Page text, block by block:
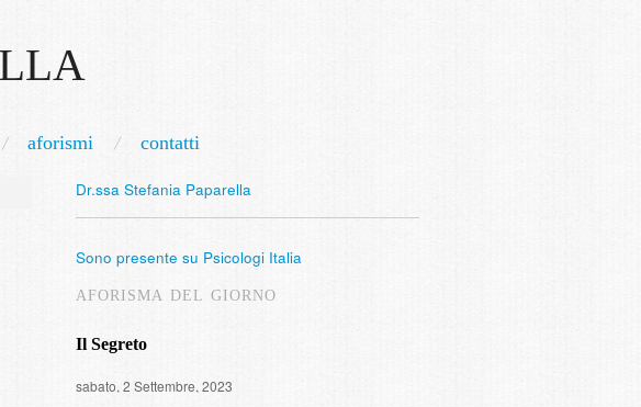
aforismi contatti
Dr.ssa Stefania Paparella
Sono presente su Psicologi Italia
AFORISMA DEL GIORNO
Il Segreto
sabato, 2 Settembre, 2023